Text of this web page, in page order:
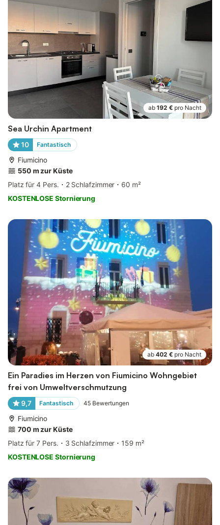
ab 192 € pro Nacht
Sea Urchin Apartment
10 Fantastisch
Fiumicino
550 m zur Küste
Platz für 4 Pers.
2 Schlafzimmer
60 m²
KOSTENLOSE Stornierung
ab 402 € pro Nacht
Ein Paradies im Herzen von Fiumicino Wohngebiet
frei von Umweltverschmutzung
9,7 Fantastisch 45 Bewertungen
Fiumicino
700 m zur Küste
Platz für 7 Pers.
3 Schlafzimmer
159 m²
KOSTENLOSE Stornierung